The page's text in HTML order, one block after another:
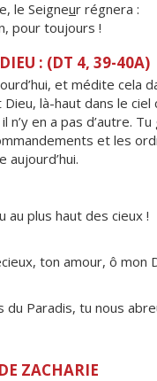
le Seigneur régnera :
pour toujours !
: (DT 4, 39-40A)
et médite cela
là-haut dans le ciel
n’y en a pas d’autre.
et les
aujourd’hui.
au plus haut des cieux !
ton amour, ô mon
du Paradis, tu nous
ZACHARIE